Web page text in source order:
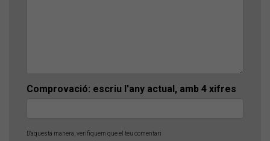
Comprovació: escriu l'any actual, amb 4 xifres
D'aquesta manera, verifiquem que el teu comentari